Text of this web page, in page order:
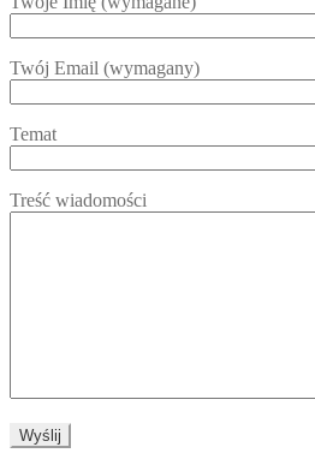
Twój Email (wymagany)
Temat
Treść wiadomości